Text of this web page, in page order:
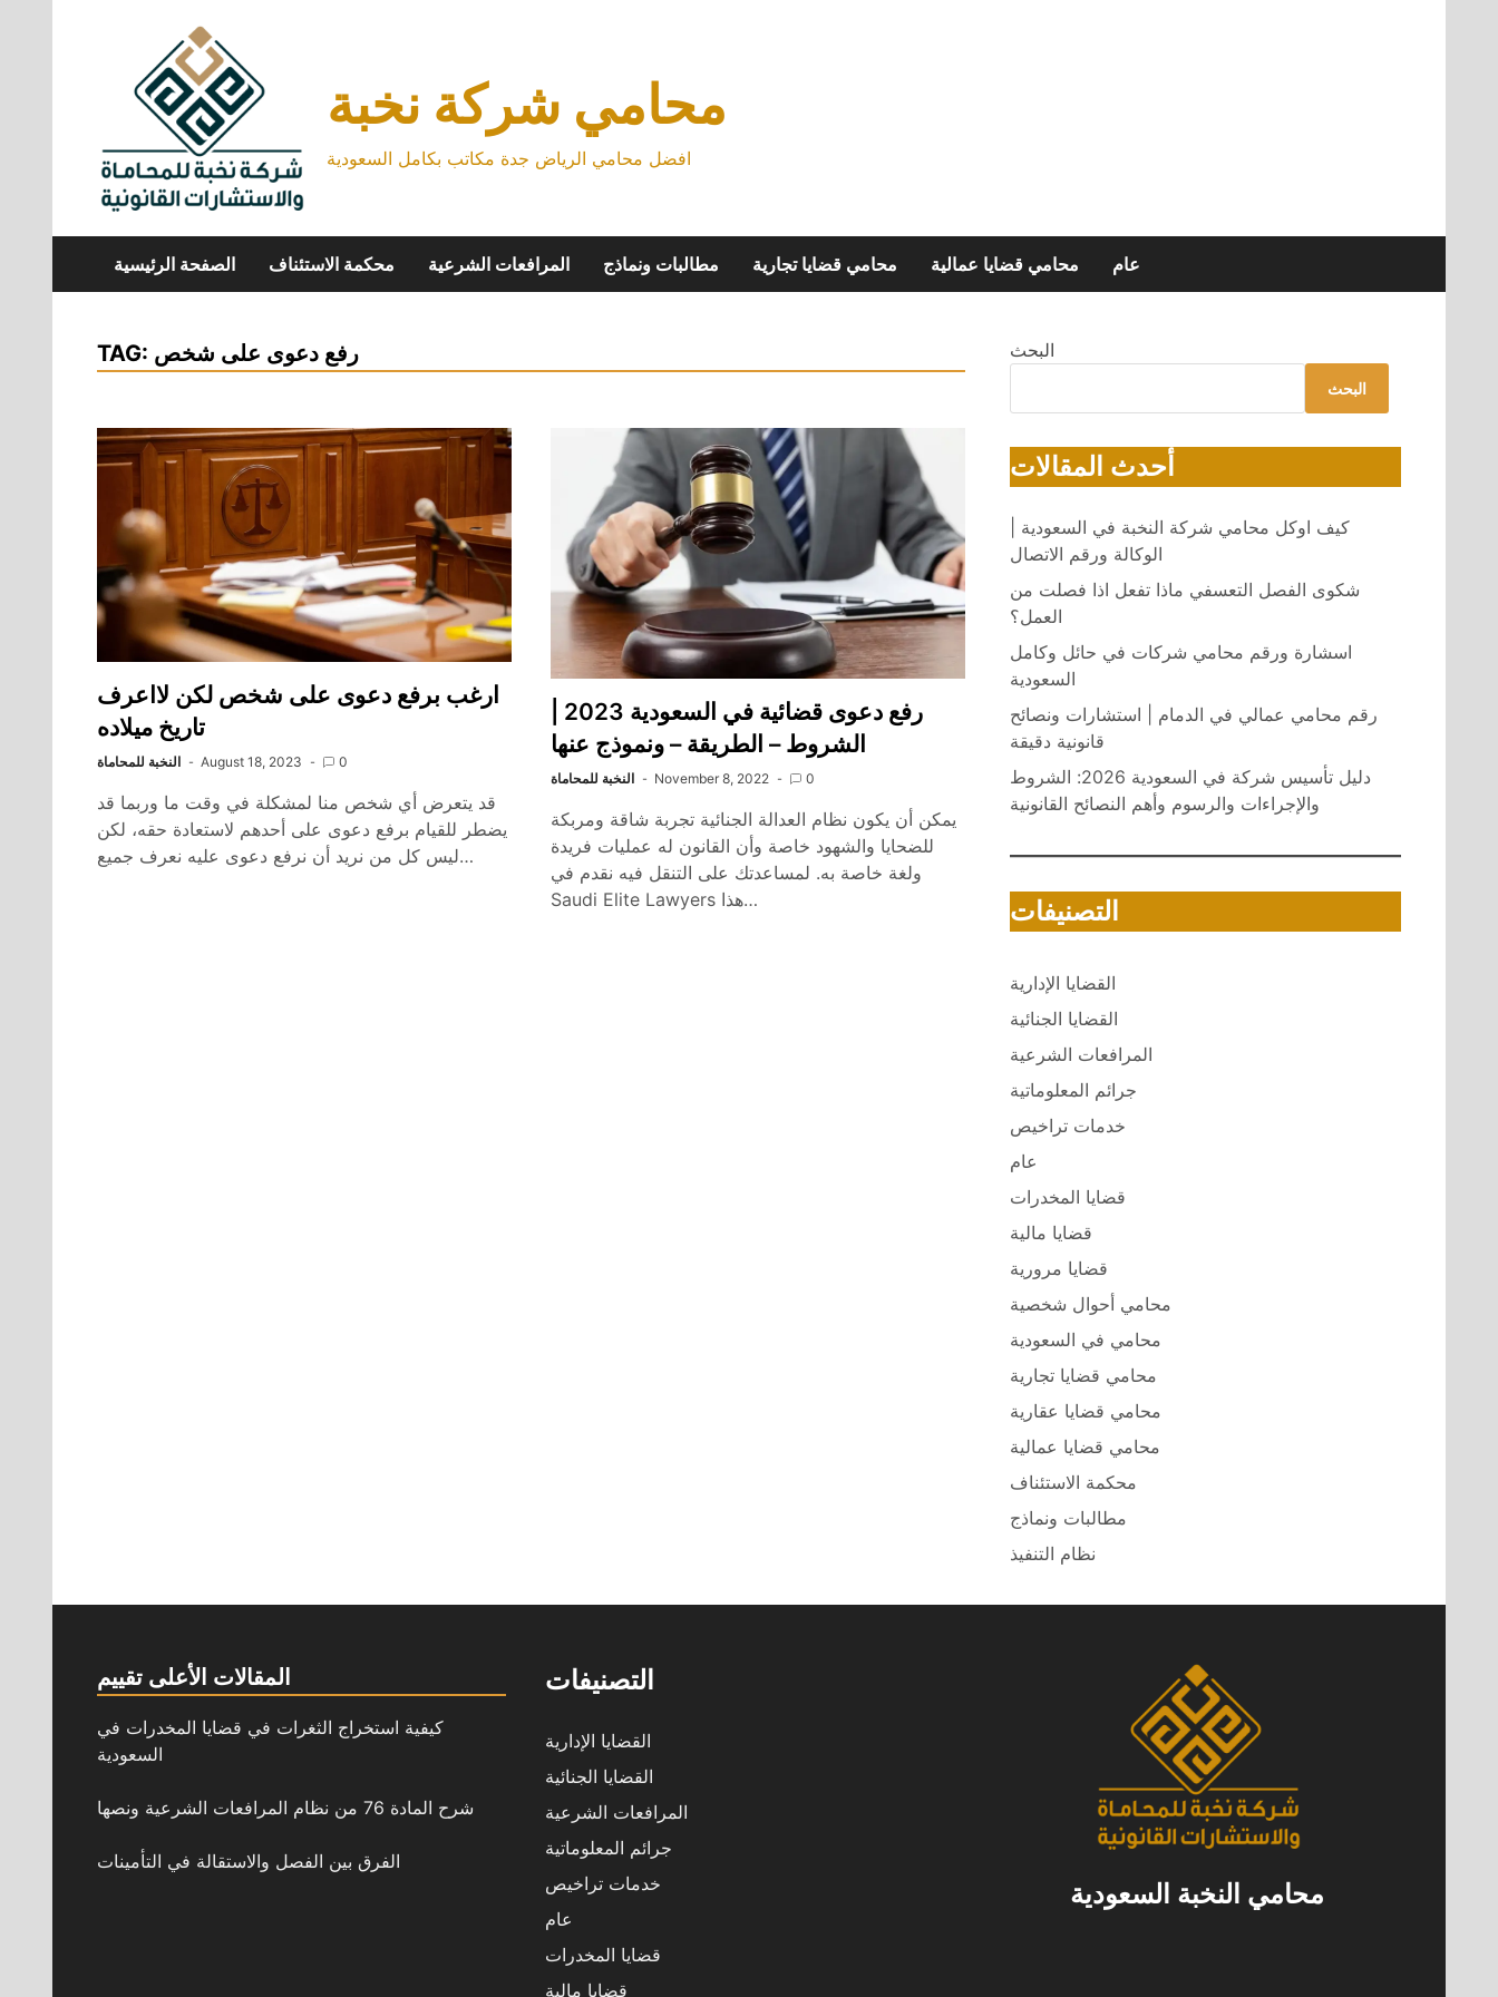
محامي شركة نخبة
افضل محامي الرياض جدة مكاتب بكامل السعودية
الصفحة الرئيسية محكمة الاستئناف المرافعات الشرعية مطالبات ونماذج محامي قضايا تجارية محامي قضايا عمالية عام
TAG: رفع دعوى على شخص
ارغب برفع دعوى على شخص لكن لااعرف
تاريخ ميلاده
النخبة للمحاماة August 18, 2023 0
قد يتعرض أي شخص منا لمشكلة في وقت ما وربما قد
يضطر للقيام برفع دعوى على أحدهم لاستعادة حقه، لكن
ليس كل من نريد أن نرفع دعوى عليه نعرف جميع…
الشروط – الطريقة – ونموذج عنها
النخبة للمحاماة November 8, 2022 0
يمكن أن يكون نظام العدالة الجنائية تجربة شاقة ومربكة
للضحايا والشهود خاصة وأن القانون له عمليات فريدة
ولغة خاصة به. لمساعدتك على التنقل فيه نقدم في
Saudi Elite Lawyers هذا…
البحث
البحث
أحدث المقالات
كيف اوكل محامي شركة النخبة في السعودية |
الوكالة ورقم الاتصال
شكوى الفصل التعسفي ماذا تفعل اذا فصلت من
العمل؟
اسشارة ورقم محامي شركات في حائل وكامل
السعودية
رقم محامي عمالي في الدمام | استشارات ونصائح
قانونية دقيقة
دليل تأسيس شركة في السعودية 2026: الشروط
والإجراءات والرسوم وأهم النصائح القانونية
التصنيفات
القضايا الإدارية
القضايا الجنائية
المرافعات الشرعية
جرائم المعلوماتية
خدمات تراخيص
عام
قضايا المخدرات
قضايا مالية
قضايا مرورية
محامي أحوال شخصية
محامي في السعودية
محامي قضايا تجارية
محامي قضايا عقارية
محامي قضايا عمالية
محكمة الاستئناف
مطالبات ونماذج
نظام التنفيذ
المقالات الأعلى تقييم
كيفية استخراج الثغرات في قضايا المخدرات في
السعودية
شرح المادة 76 من نظام المرافعات الشرعية ونصها
التصنيفات
القضايا الإدارية
القضايا الجنائية
المرافعات الشرعية
جرائم المعلوماتية
خدمات تراخيص
عام
قضايا المخدرات
قضايا مالية
محامي النخبة السعودية